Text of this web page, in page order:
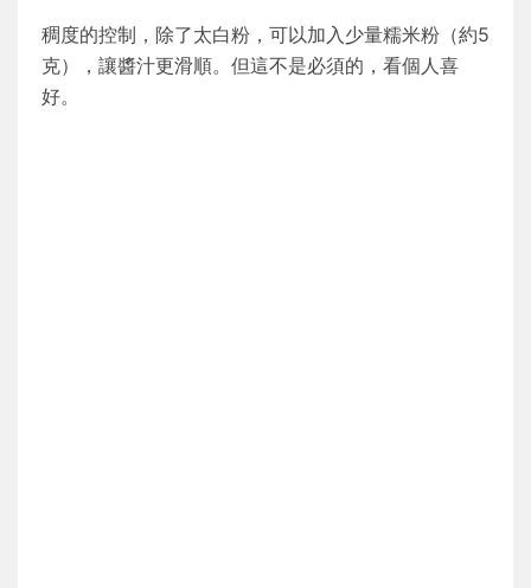
稠度的控制，除了太白粉，可以加入少量糯米粉（約5
克），讓醬汁更滑順。但這不是必須的，看個人喜
好。